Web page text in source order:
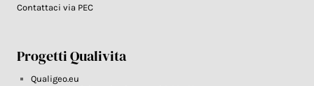
Contattaci via PEC
Progetti Qualivita
Qualigeo.eu